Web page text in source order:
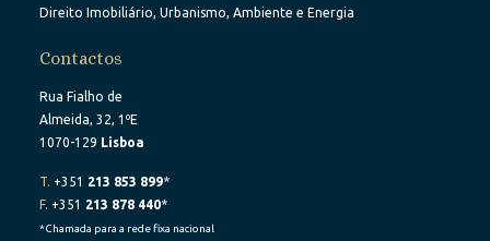
Direito Imobiliário, Urbanismo, Ambiente e Energia
Contactos
Rua Fialho de
Almeida, 32, 1ºE
1070-129 Lisboa
T. +351 213 853 899*
F. +351 213 878 440*
*Chamada para a rede fixa nacional